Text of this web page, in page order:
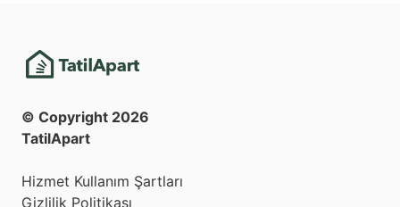
© Copyright 2026
TatilApart
Hizmet Kullanım Şartları
Gizlilik Politikası